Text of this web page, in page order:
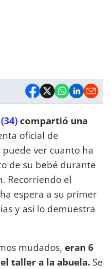
compartió una
oficial de
ver cuanto ha
de su bebé durante
Recorriendo el
espera a su primer
y así lo demuestra
mudados, eran 6
taller a la abuela. Se